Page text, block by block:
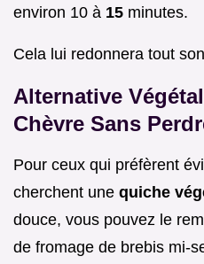
environ 10 à 15 minutes.
Cela lui redonnera tout
Alternative
Chèvre Sans
Pour ceux qui préfèrent
cherchent une quiche
douce, vous pouvez le
de fromage de brebis mi-